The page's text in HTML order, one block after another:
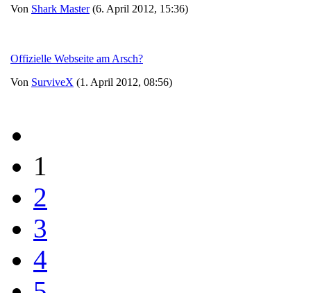
Von Shark Master(6. April 2012, 15:36)
Offizielle Webseite am Arsch?
Von SurviveX (1. April 2012, 08:56)
1
2
3
4